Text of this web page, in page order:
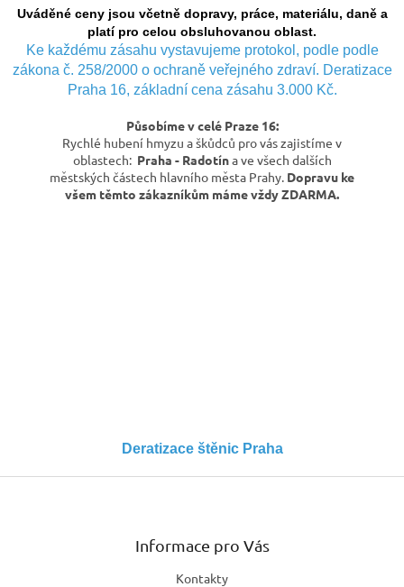
Uváděné ceny jsou včetně dopravy, práce, materiálu, daně a
platí pro celou obsluhovanou oblast.
Ke každému zásahu vystavujeme protokol, podle podle
zákona č. 258/2000 o ochraně veřejného zdraví. Deratizace
Praha 16, základní cena zásahu 3.000 Kč.
Působíme v celé Praze 16:
Rychlé hubení hmyzu a škůdců pro vás zajistíme v
oblastech: Praha - Radotína ve všech dalších
městských částech hlavního města Prahy. Dopravu ke
všem těmto zákazníkům máme vždy ZDARMA.
Deratizace štěnic Praha
Z
Informace pro Vás
Kontakty